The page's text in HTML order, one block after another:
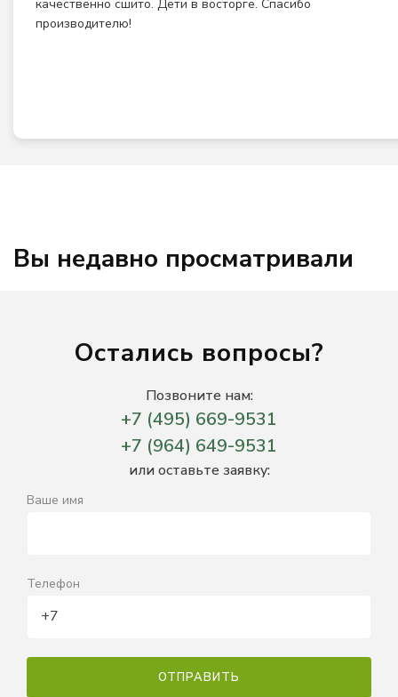
качественно сшито. Дети в восторге. Спасибо
производителю!
Вы недавно просматривали
Остались вопросы?
Позвоните нам:
+7 (495) 669-9531
+7 (964) 649-9531
или оставьте заявку:
Ваше имя
Телефон